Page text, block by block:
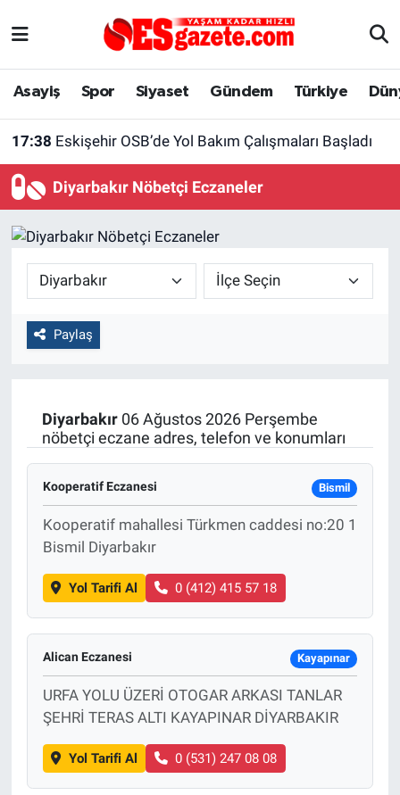
Asayiş Spor Siyaset Gündem Türkiye
17:38 Eskişehir OSB’de Yol Bakım Çalışmaları Başladı
Diyarbakır Nöbetçi Eczaneler
Paylaş
Diyarbakır06 Ağustos 2026 Perşembe
nöbetçi eczane adres, telefon ve konumları
Kooperatif Eczanesi Bismil
Kooperatif mahallesi Türkmen caddesi no:20 1
Bismil Diyarbakır
Yol Tarifi Al 0 (412) 415 57 18
Alican Eczanesi Kayapınar
URFA YOLU ÜZERİ OTOGAR ARKASI TANLAR
ŞEHRİ TERAS ALTI KAYAPINAR DİYARBAKIR
Yol Tarifi Al 0 (531) 247 08 08
Asayiş
Dünya
Sağlık
Yaşam
Eskişehir Arşivi
Röportaj
Ekonomi
Politika
Bilecik
Kütahya
Genel
Çevre
Yerel
Magazin
Eskişehir Nöbetçi Eczaneler
Tüm Manşetler
Son Dakika Haberleri
Haber Arşivi